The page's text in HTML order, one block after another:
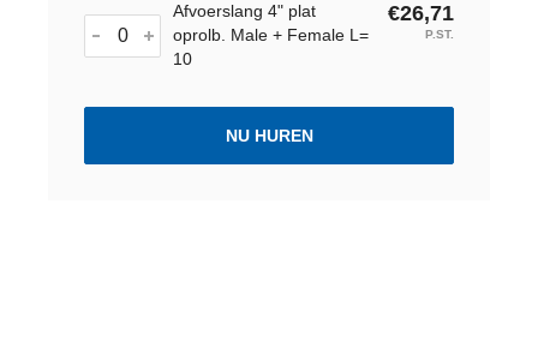
Afvoerslang 4" plat
oprolb. Male + Female L=
10
€26,71
P.ST.
NU HUREN